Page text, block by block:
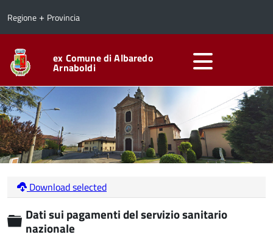
Regione + Provincia
ex Comune di Albaredo
Arnaboldi
Download selected
Cartella
Dati sui pagamenti del servizio sanitario
nazionale